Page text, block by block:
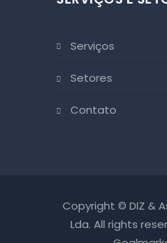
serviços
setores
contato
Copyright © DIZ &
Lda. All rights